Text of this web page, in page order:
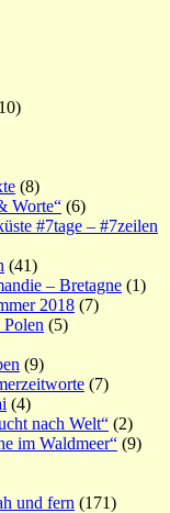
(8)
Worte“ (6)
#7tage – #7zeilen
(41)
– Bretagne (1)
2018 (7)
Polen (5)
(9)
(7)
(4)
nach Welt“ (2)
im Waldmeer“ (9)
und fern (171)